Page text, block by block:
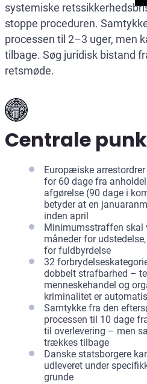
systemiske
stoppe proceduren.
processen til 2–3 uger, men
tilbage. Søg juridisk bistand
retsmøde.
Centrale
Europæiske
for 60 dage fra
afgørelse (90 dage i
betyder at en
inden april
Minimumsstraffen
måneder for
for fuldbyrdelse
32
dobbelt strafbarhed –
menneskehandel og
kriminalitet er
Samtykke fra den
processen til 10 dage
til overlevering – men
trækkes tilbage
Danske statsborgere
udleveret under
grunde